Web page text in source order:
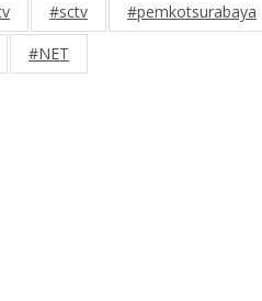
#sctv #pemkotsurabaya
#NET